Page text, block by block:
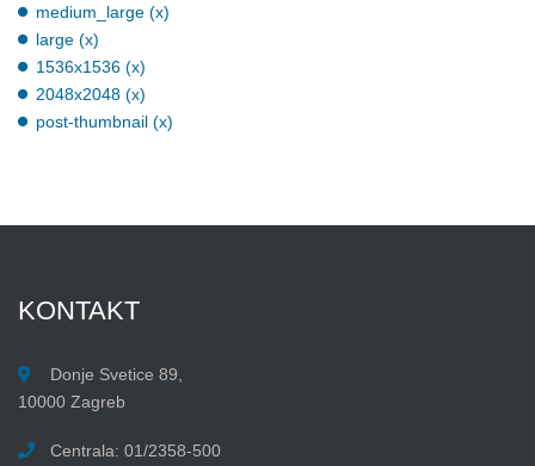
medium_large (x)
large (x)
1536x1536 (x)
2048x2048 (x)
post-thumbnail (x)
KONTAKT
Donje Svetice 89,
10000 Zagreb
Centrala: 01/2358-500